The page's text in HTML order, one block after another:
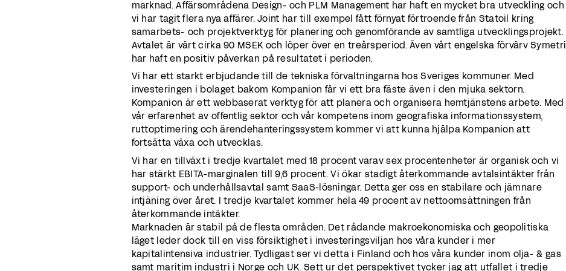
marknad. Affärsområdena Design- och PLM Management har haft en mycket bra utveckling och
vi har tagit flera nya affärer. Joint har till exempel fått förnyat förtroende från Statoil kring
samarbets- och projektverktyg för planering och genomförande av samtliga utvecklingsprojekt.
Avtalet är värt cirka 90 MSEK och löper över en treårsperiod. Även vårt engelska förvärv Symetri
har haft en positiv påverkan på resultatet i perioden.
Vi har ett starkt erbjudande till de tekniska förvaltningarna hos Sveriges kommuner. Med
investeringen i bolaget bakom Kompanion får vi ett bra fäste även i den mjuka sektorn.
Kompanion är ett webbaserat verktyg för att planera och organisera hemtjänstens arbete. Med
vår erfarenhet av offentlig sektor och vår kompetens inom geografiska informationssystem,
ruttoptimering och ärendehanteringssystem kommer vi att kunna hjälpa Kompanion att
fortsätta växa och utvecklas.
Vi har en tillväxt i tredje kvartalet med 18 procent varav sex procentenheter är organisk och vi
har stärkt EBITA-marginalen till 9,6 procent. Vi ökar stadigt återkommande avtalsintäkter från
support- och underhållsavtal samt SaaS-lösningar. Detta ger oss en stabilare och jämnare
intjäning över året. I tredje kvartalet kommer hela 49 procent av nettoomsättningen från
återkommande intäkter.
Marknaden är stabil på de flesta områden. Det rådande makroekonomiska och geopolitiska
läget leder dock till en viss försiktighet i investeringsviljan hos våra kunder i mer
kapitalintensiva industrier. Tydligast ser vi detta i Finland och hos våra kunder inom olja- & gas
samt maritim industri i Norge och UK. Sett ur det perspektivet tycker jag att utfallet i tredje